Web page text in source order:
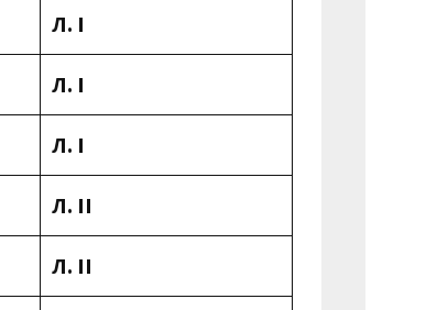
Л. I
Л. I
Л. I
Л. II
Л. II